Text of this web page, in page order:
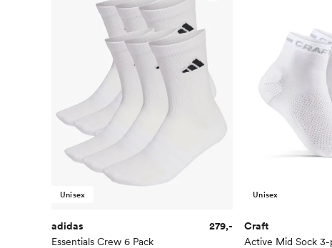
Unisex
adidas
Essentials Crew 6 Pack
279,-
Unisex
Craft
Active Mid Sock 3-